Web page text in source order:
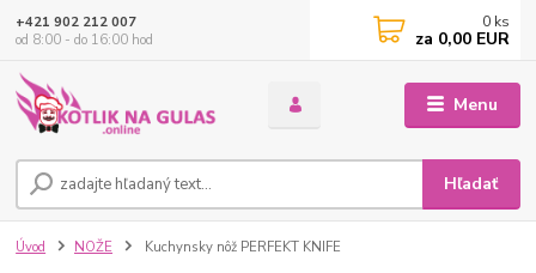
Menu
Hľadať
+421 902 212 007
od 8:00 - do 16:00 hod
0 ks
za 0,00 EUR
Úvod NOŽE Kuchynsky nôž PERFEKT KNIFE